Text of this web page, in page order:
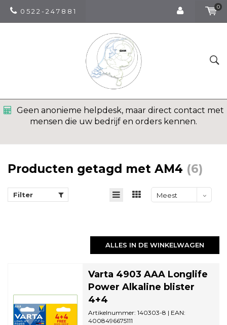
0 5 2 2 - 2 4 7 8 8 1
0
Geen anonieme helpdesk, maar direct contact met
mensen die uw bedrijf en orders kennen.
Producten getagd met AM4 (6)
Filter
Meest
ALLES IN DE WINKELWAGEN
Varta 4903 AAA Longlife
Power Alkaline blister
4+4
Artikelnummer: 140303-8 | EAN:
4008496675111